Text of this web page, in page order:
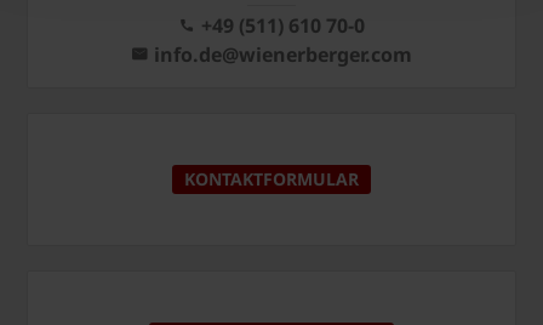
+49 (511) 610 70-0
info.de@wienerberger.com
KONTAKTFORMULAR